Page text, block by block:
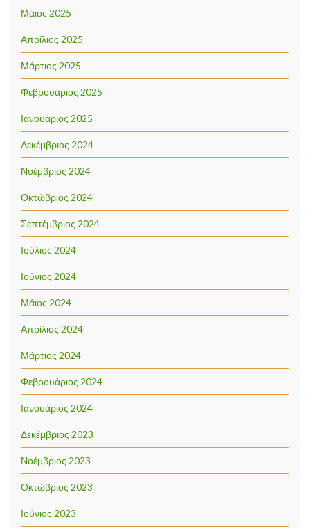
Μάιος 2025
Απρίλιος 2025
Μάρτιος 2025
Φεβρουάριος 2025
Ιανουάριος 2025
Δεκέμβριος 2024
Νοέμβριος 2024
Οκτώβριος 2024
Σεπτέμβριος 2024
Ιούλιος 2024
Ιούνιος 2024
Μάιος 2024
Απρίλιος 2024
Μάρτιος 2024
Φεβρουάριος 2024
Ιανουάριος 2024
Δεκέμβριος 2023
Νοέμβριος 2023
Οκτώβριος 2023
Ιούνιος 2023